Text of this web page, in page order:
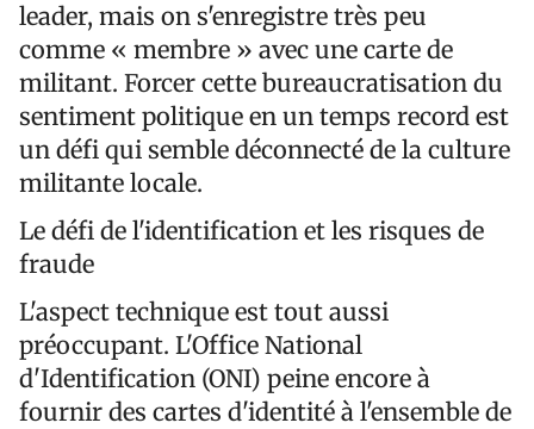
leader, mais on s'enregistre très peu
comme « membre » avec une carte de
militant. Forcer cette bureaucratisation du
sentiment politique en un temps record est
un défi qui semble déconnecté de la culture
militante locale.
Le défi de l'identification et les risques de
fraude
L'aspect technique est tout aussi
préoccupant. L'Office National
d'Identification (ONI) peine encore à
fournir des cartes d'identité à l'ensemble de